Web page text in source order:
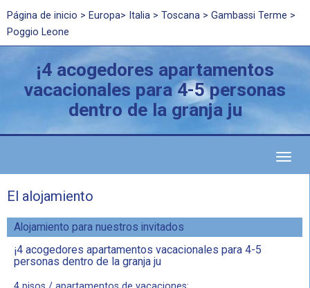
Página de inicio > Europa> Italia > Toscana > Gambassi Terme >
Poggio Leone
¡4 acogedores apartamentos
vacacionales para 4-5 personas
dentro de la granja ju
Toggle
El alojamiento
Alojamiento para nuestros invitados
¡4 acogedores apartamentos vacacionales para 4-5
personas dentro de la granja ju